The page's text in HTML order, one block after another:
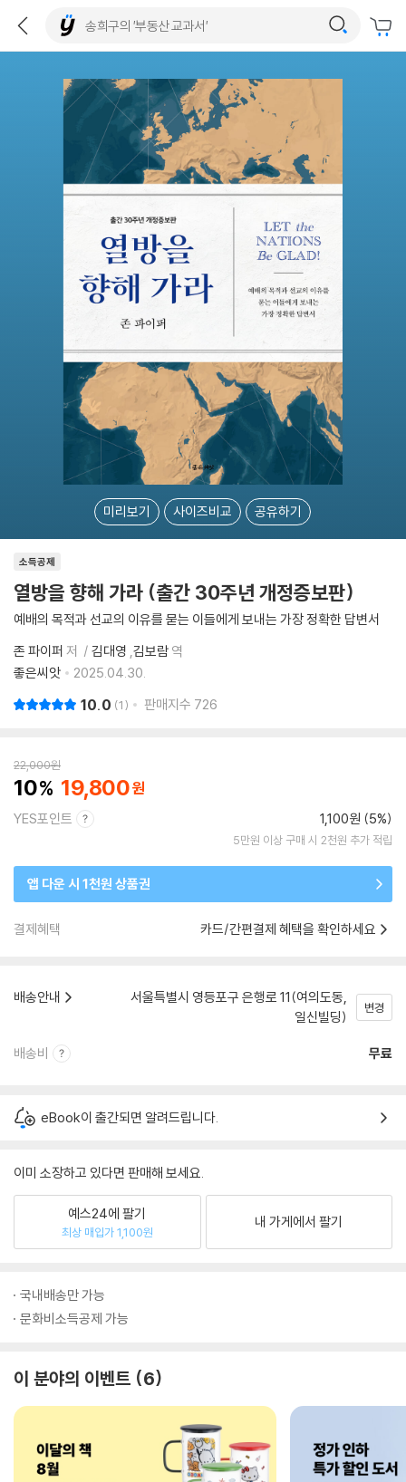
미리보기 사이즈비교 공유하기
소득공제
열방을 향해 가라 (출간 30주년 개정증보판)
예배의 목적과 선교의 이유를 묻는 이들에게 보내는 가장 정확한 답변서
존 파이퍼 저 김대영 ,김보람 역
좋은씨앗
2025.04.30.
10.0 1 판매지수 726
22,000원
10 19,800
YES포인트 1,100원 (5%)
5만원 이상 구매 시 2천원 추가 적립
앱 다운 시 1천원 상품권
결제혜택 카드/간편결제 혜택을 확인하세요
배송안내
서울특별시 영등포구 은행로 11(여의도동,
일신빌딩)
변경
배송비 무료
eBook이 출간되면 알려드립니다.
이미 소장하고 있다면 판매해 보세요.
예스24에 팔기
최상 매입가 1,100원
내 가게에서 팔기
국내배송만 가능
문화비소득공제 가능
이 분야의 이벤트 6